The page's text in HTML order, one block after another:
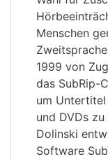
Menschen
1999 von
das SubRip-
um
und DVDs
Dolinski
Software